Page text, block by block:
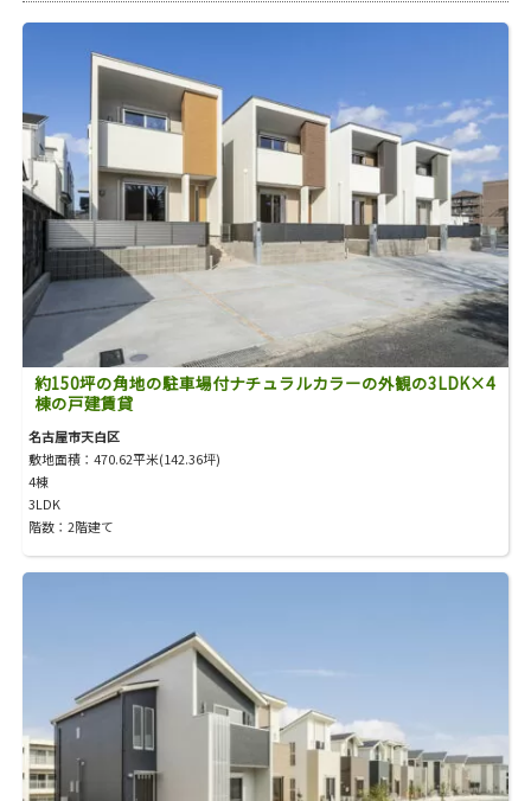
約150坪の角地の駐車場付ナチュラルカラーの外観の3LDK×4
棟の戸建賃貸
名古屋市天白区
敷地面積：470.62平米(142.36坪)
4棟
3LDK
階数：2階建て